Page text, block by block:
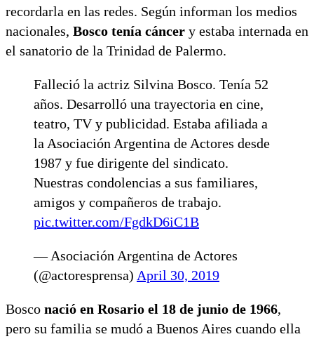
recordarla en las redes. Según informan los medios
nacionales, Bosco tenía cáncer y estaba internada en
el sanatorio de la Trinidad de Palermo.
Falleció la actriz Silvina Bosco. Tenía 52
años. Desarrolló una trayectoria en cine,
teatro, TV y publicidad. Estaba afiliada a
la Asociación Argentina de Actores desde
1987 y fue dirigente del sindicato.
Nuestras condolencias a sus familiares,
amigos y compañeros de trabajo.
pic.twitter.com/FgdkD6iC1B
— Asociación Argentina de Actores
(@actoresprensa) April 30, 2019
Bosco nació en Rosario el 18 de junio de 1966,
pero su familia se mudó a Buenos Aires cuando ella